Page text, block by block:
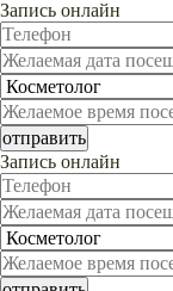
Запись онлайн
Запись онлайн